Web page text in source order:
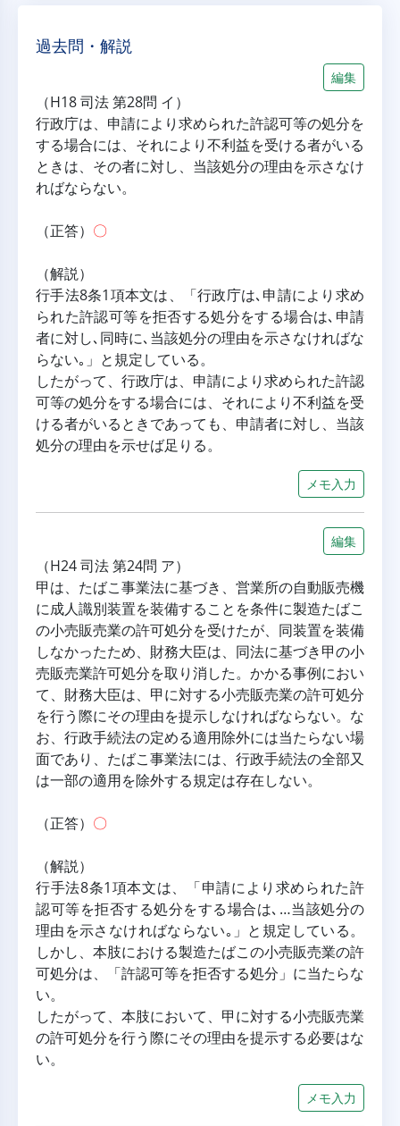
過去問・解説
編集
（H18 司法 第28問 イ）
行政庁は、申請により求められた許認可等の処分を
する場合には、それにより不利益を受ける者がいる
ときは、その者に対し、当該処分の理由を示さなけ
ればならない。
（正答） 〇
（解説）
行手法8条1項本文は、「行政庁は､申請により求め
られた許認可等を拒否する処分をする場合は､申請
者に対し､同時に､当該処分の理由を示さなければな
らない｡」と規定している。
したがって、行政庁は、申請により求められた許認
可等の処分をする場合には、それにより不利益を受
ける者がいるときであっても、申請者に対し、当該
処分の理由を示せば足りる。
メモ入力
編集
（H24 司法 第24問 ア）
甲は、たばこ事業法に基づき、営業所の自動販売機
に成人識別装置を装備することを条件に製造たばこ
の小売販売業の許可処分を受けたが、同装置を装備
しなかったため、財務大臣は、同法に基づき甲の小
売販売業許可処分を取り消した。かかる事例におい
て、財務大臣は、甲に対する小売販売業の許可処分
を行う際にその理由を提示しなければならない。な
お、行政手続法の定める適用除外には当たらない場
面であり、たばこ事業法には、行政手続法の全部又
は一部の適用を除外する規定は存在しない。
（正答） 〇
（解説）
行手法8条1項本文は、「申請により求められた許
認可等を拒否する処分をする場合は､…当該処分の
理由を示さなければならない｡」と規定している。
しかし、本肢における製造たばこの小売販売業の許
可処分は、「許認可等を拒否する処分」に当たらな
い。
したがって、本肢において、甲に対する小売販売業
の許可処分を行う際にその理由を提示する必要はな
い。
メモ入力